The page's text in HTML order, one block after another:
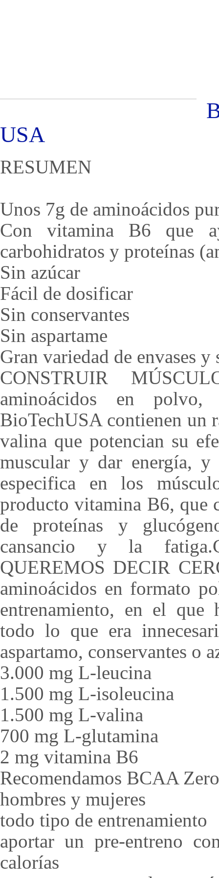
USA
RESUMEN
Unos 7g de aminoácidos
Con vitamina B6 que
carbohidratos y proteínas
Sin azúcar
Fácil de dosificar
Sin conservantes
Sin aspartame
Gran variedad de envases y
CONSTRUIR
aminoácidos en
BioTechUSA contienen un
valina que potencian su
muscular y dar energía,
especifica en los
producto vitamina B6, que
de proteínas y
cansancio y la
QUEREMOS DECIR
aminoácidos en formato
entrenamiento, en el que
todo lo que era
aspartamo, conservantes o
3.000 mg L-leucina
1.500 mg L-isoleucina
1.500 mg L-valina
700 mg L-glutamina
2 mg vitamina B6
Recomendamos BCAA
hombres y mujeres
todo tipo de entrenamiento
aportar un pre-entreno
calorías